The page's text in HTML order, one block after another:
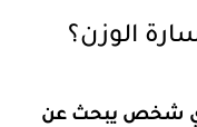
الوزن؟
لأي شخص يبحث عن